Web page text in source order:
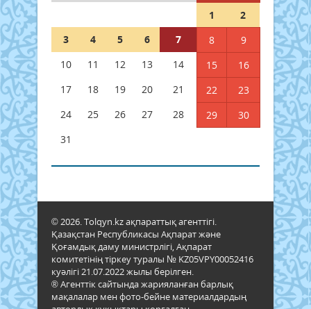
1
2
3
4 5 6 7 8
9
10
11 12 13 14 15
16
17
18 19 20 21 22
23
24
25 26 27 28 29
30
31
© 2026. Tolqyn.kz ақпараттық агенттігі.
Қазақстан Республикасы Ақпарат және
Қоғамдық даму министрлігі, Ақпарат
комитетінің тіркеу туралы № KZ05VPY00052416
куәлігі 21.07.2022 жылы берілген.
® Агенттік сайтында жарияланған барлық
мақалалар мен фото-бейне материалдардың